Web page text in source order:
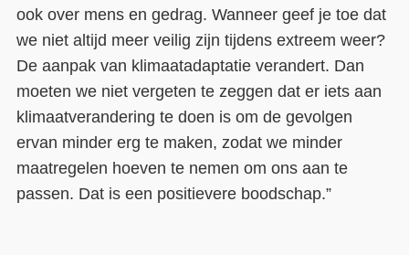
ook over mens en gedrag. Wanneer geef je toe dat
we niet altijd meer veilig zijn tijdens extreem weer?
De aanpak van klimaatadaptatie verandert. Dan
moeten we niet vergeten te zeggen dat er iets aan
klimaatverandering te doen is om de gevolgen
ervan minder erg te maken, zodat we minder
maatregelen hoeven te nemen om ons aan te
passen. Dat is een positievere boodschap.”